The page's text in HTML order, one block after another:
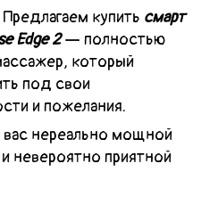
Предлагаем купить смарт
Edge 2— полностью
который
под свои
и пожелания.
нереально мощной
невероятно приятной